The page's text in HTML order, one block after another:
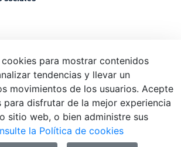
Ayuntamiento de Donostia / San Sebastián
/ San Sebastián
cookies para mostrar contenidos
tendencias y llevar un
movimientos de los usuarios. Acepte
disfrutar de la mejor experiencia
sitio web, o bien administre sus
la Política de cookies